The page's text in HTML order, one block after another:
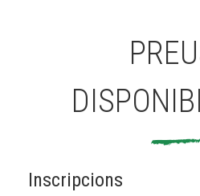
Inscripcions